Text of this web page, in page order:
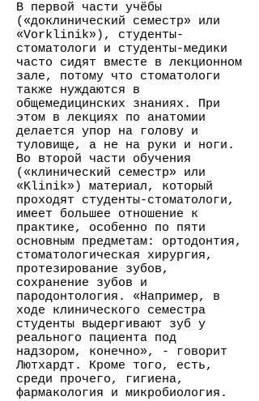
В первой части учёбы
(«доклинический семестр» или
«Vorklinik»), студенты-
стоматологи и студенты-медики
часто сидят вместе в лекционном
зале, потому что стоматологи
также нуждаются в
общемедицинских знаниях. При
этом в лекциях по анатомии
делается упор на голову и
туловище, а не на руки и ноги.
Во второй части обучения
(«клинический семестр» или
«Klinik») материал, который
проходят студенты-стоматологи,
имеет большее отношение к
практике, особенно по пяти
основным предметам: ортодонтия,
стоматологическая хирургия,
протезирование зубов,
сохранение зубов и
пародонтология. «Например, в
ходе клинического семестра
студенты выдергивают зуб у
реального пациента под
надзором, конечно», - говорит
Лютхардт. Кроме того, есть,
среди прочего, гигиена,
фармакология и микробиология.